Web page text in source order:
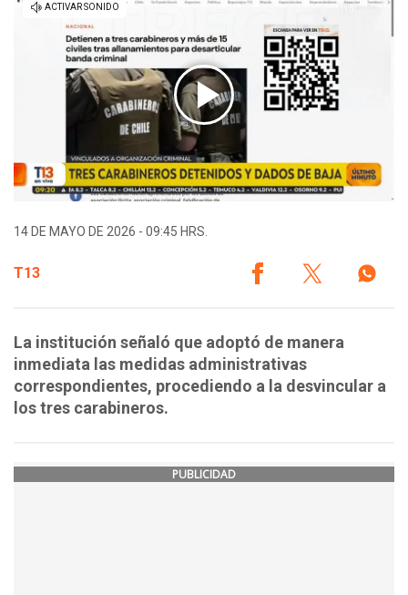
14 DE MAYO DE 2026 - 09:45 HRS.
T13
La institución señaló que adoptó de manera
inmediata las medidas administrativas
correspondientes, procediendo a la desvincular a
los tres carabineros.
PUBLICIDAD